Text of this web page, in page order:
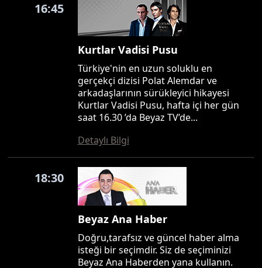
16:45
Kurtlar Vadisi Pusu
Türkiye'nin en uzun soluklu en
gerçekçi dizisi Polat Alemdar ve
arkadaşlarının sürükleyici hikayesi
Kurtlar Vadisi Pusu, hafta içi her gün
saat 16.30 ’da Beyaz TV’de...
Detaylı Bilgi
18:30
Beyaz Ana Haber
Doğru,tarafsız ve güncel haber alma
isteği bir seçimdir. Siz de seçiminizi
Beyaz Ana Haberden yana kullanın.